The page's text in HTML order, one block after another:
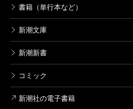
書籍（単行本など）
新潮文庫
新潮新書
コミック
新潮社の電子書籍